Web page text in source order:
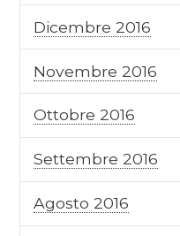
Dicembre 2016
Novembre 2016
Ottobre 2016
Settembre 2016
Agosto 2016